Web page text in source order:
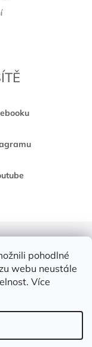
pohodlné
webu neustále
Více